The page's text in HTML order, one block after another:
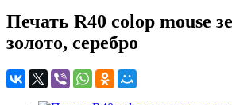
Печать R40 colop mouse
золото, серебро